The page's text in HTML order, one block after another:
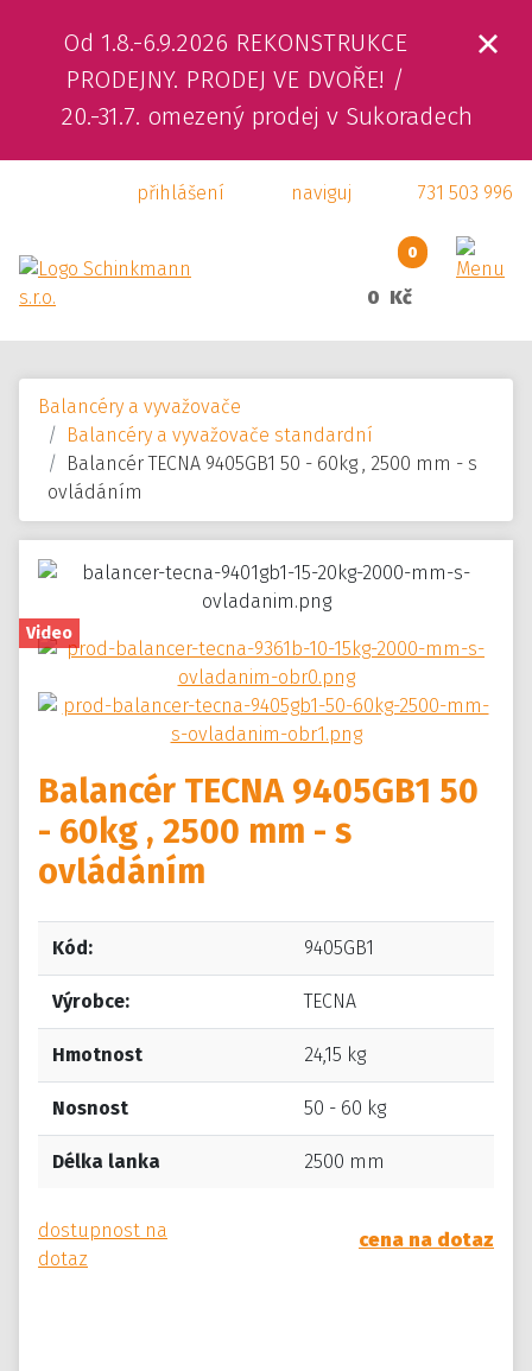
Od 1.8.-6.9.2026 REKONSTRUKCE
PRODEJNY. PRODEJ VE DVOŘE! /
20.-31.7. omezený prodej v Sukoradech
731 503 996
naviguj
přihlášení
0
0 Kč
ÚVOD
O NÁS
PRODUKTY
KONTAKTY
Balancéry a vyvažovače
Balancéry a vyvažovače standardní
Balancér TECNA 9405GB1 50 - 60kg , 2500 mm - s
ovládáním
Video
Balancér TECNA 9405GB1 50
- 60kg , 2500 mm - s
ovládáním
Kód: 9405GB1
Výrobce: TECNA
Hmotnost 24,15 kg
Nosnost 50 - 60 kg
Délka lanka 2500 mm
dostupnost na
dotaz
cena na dotaz